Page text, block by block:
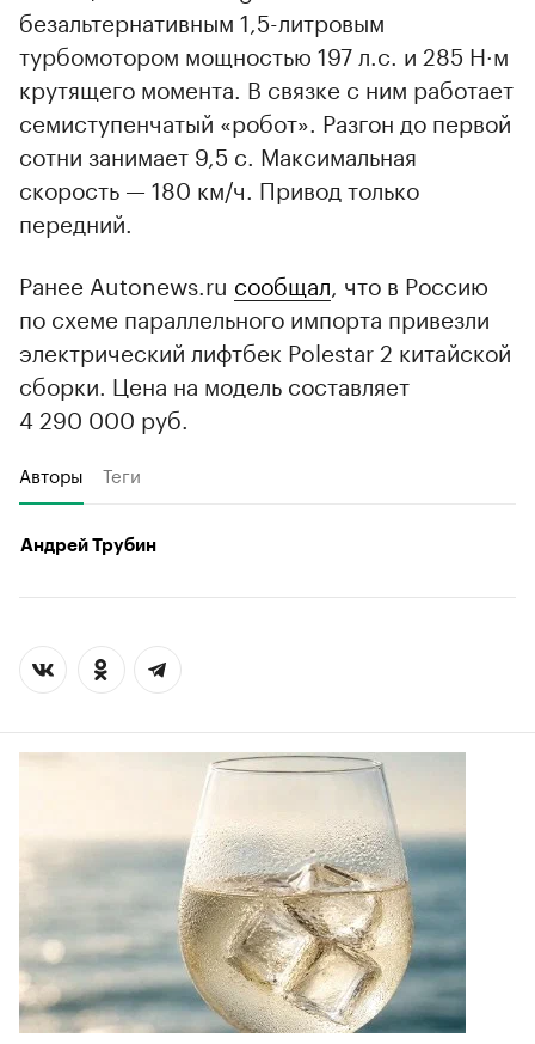
безальтернативным 1,5-литровым
турбомотором мощностью 197 л.с. и 285 Н·м
крутящего момента. В связке с ним работает
семиступенчатый «робот». Разгон до первой
сотни занимает 9,5 с. Максимальная
скорость — 180 км/ч. Привод только
передний.
Ранее Autonews.ru сообщал , что в Россию
по схеме параллельного импорта привезли
электрический лифтбек Polestar 2 китайской
сборки. Цена на модель составляет
4 290 000 руб.
Авторы Теги
Андрей Трубин